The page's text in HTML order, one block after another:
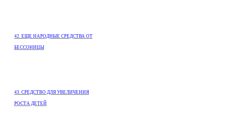
42. ЕЩЕ НАРОДНЫЕ СРЕДСТВА ОТ
БЕССОНИЦЫ
43. СРЕДСТВО ДЛЯ УВЕЛИЧЕНИЯ
РОСТА ДЕТЕЙ